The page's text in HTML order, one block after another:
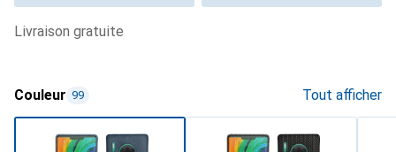
livraison gratuite
Couleur 99 Tout afficher